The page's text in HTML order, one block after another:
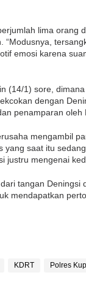
lima orang
emosi karena
(14/1) sore,
dengan
penamparan oleh
mengambil
yang saat itu
justru mengenai
tangan
mendapatkan
KDRT Polres